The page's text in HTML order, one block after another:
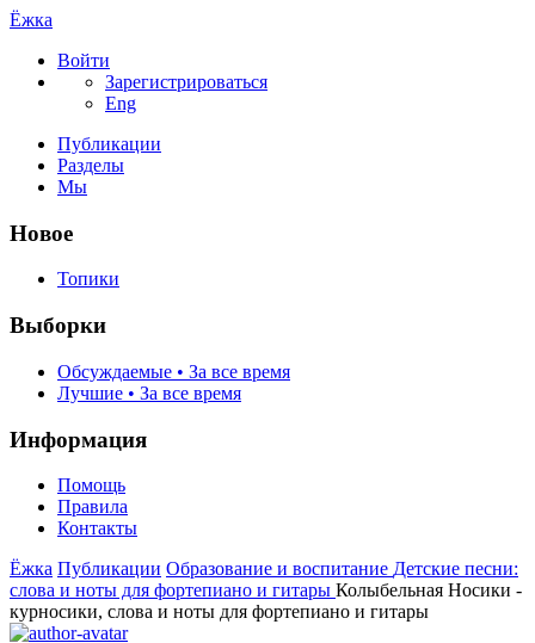
Ёжка
Войти
Зарегистрироваться
Eng
Публикации
Разделы
Мы
Новое
Топики
Выборки
Обсуждаемые • За все время
Лучшие • За все время
Информация
Помощь
Правила
Контакты
Ёжка Публикации Образование и воспитание Детские песни:
слова и ноты для фортепиано и гитары Колыбельная Носики -
курносики, слова и ноты для фортепиано и гитары